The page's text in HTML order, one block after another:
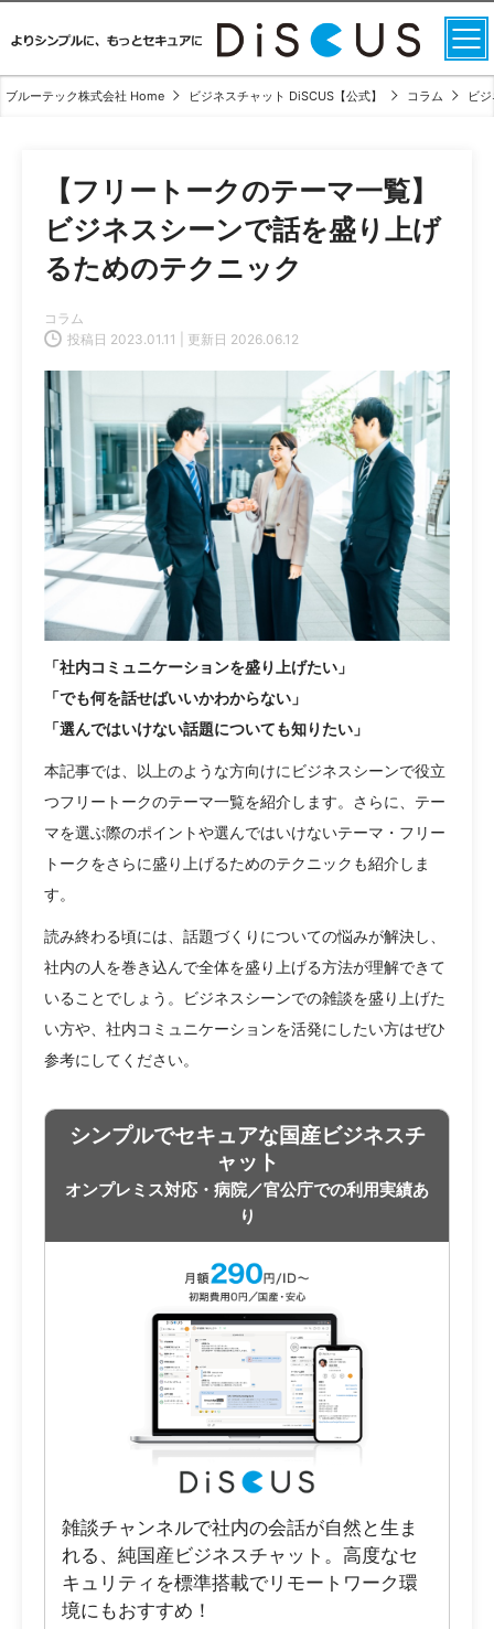
ブルーテック株式会社 Home ビジネスチャット DiSCUS【公式】 コラム ビ
【フリートークのテーマ一覧】
ビジネスシーンで話を盛り上げ
るためのテクニック
投稿日 2023.01.11 | 更新日 2026.06.12
コラム
「社内コミュニケーションを盛り上げたい」
「でも何を話せばいいかわからない」
「選んではいけない話題についても知りたい」
本記事では、以上のような方向けにビジネスシーンで役立
つフリートークのテーマ一覧を紹介します。さらに、テー
マを選ぶ際のポイントや選んではいけないテーマ・フリー
トークをさらに盛り上げるためのテクニックも紹介しま
す。
読み終わる頃には、話題づくりについての悩みが解決し、
社内の人を巻き込んで全体を盛り上げる方法が理解できて
いることでしょう。ビジネスシーンでの雑談を盛り上げた
い方や、社内コミュニケーションを活発にしたい方はぜひ
参考にしてください。
シンプルでセキュアな国産ビジネスチ
ャット
オンプレミス対応・病院／官公庁での利用実績あ
り
雑談チャンネルで社内の会話が自然と生ま
れる、純国産ビジネスチャット。高度なセ
キュリティを標準搭載でリモートワーク環
境にもおすすめ！